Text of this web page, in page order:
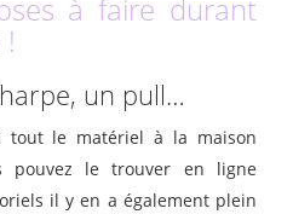
à faire durant
un pull…
tout le matériel à la maison
pouvez le trouver en ligne
il y en a également plein